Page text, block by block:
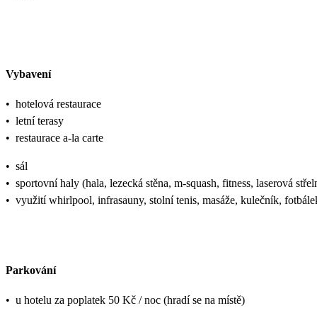
Vybavení
• hotelová restaurace
• letní terasy
• restaurace a-la carte
• sál
• sportovní haly (hala, lezecká stěna, m-squash, fitness, laserová
• využití whirlpool, infrasauny, stolní tenis, masáže, kulečník,
Parkování
• u hotelu za poplatek 50 Kč / noc (hradí se na místě)